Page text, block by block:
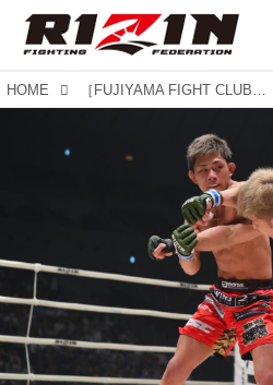
HOME ［FUJIYAMA FIGHT CLUB］4.16 RIZINベストバウトSP 大会直後の舞台ウラ！ 才賀 VS 伊藤に密着！！